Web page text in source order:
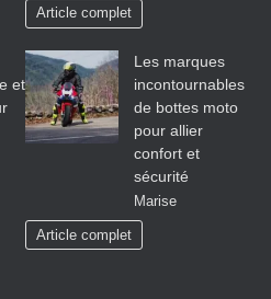
Article complet
et
Les marques
incontournables
de bottes moto
pour allier
confort et
sécurité
Marise
Article complet